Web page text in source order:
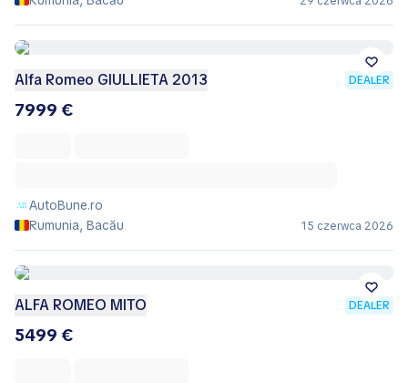
Alfa Romeo GIULLIETA 2013 DEALER
7999 €
AutoBune.ro
Rumunia, Bacău
15 czerwca 2026
ALFA ROMEO MITO DEALER
5499 €